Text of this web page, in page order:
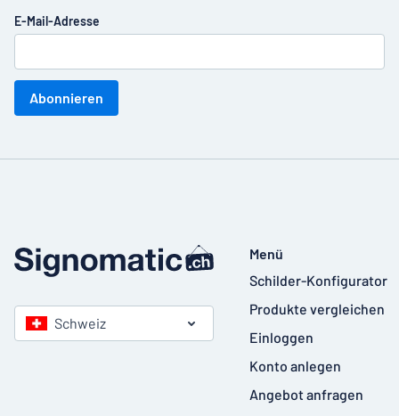
E-Mail-Adresse
Abonnieren
Schweiz
Menü
Schilder-Konfigurator
Produkte vergleichen
Einloggen
Konto anlegen
Angebot anfragen